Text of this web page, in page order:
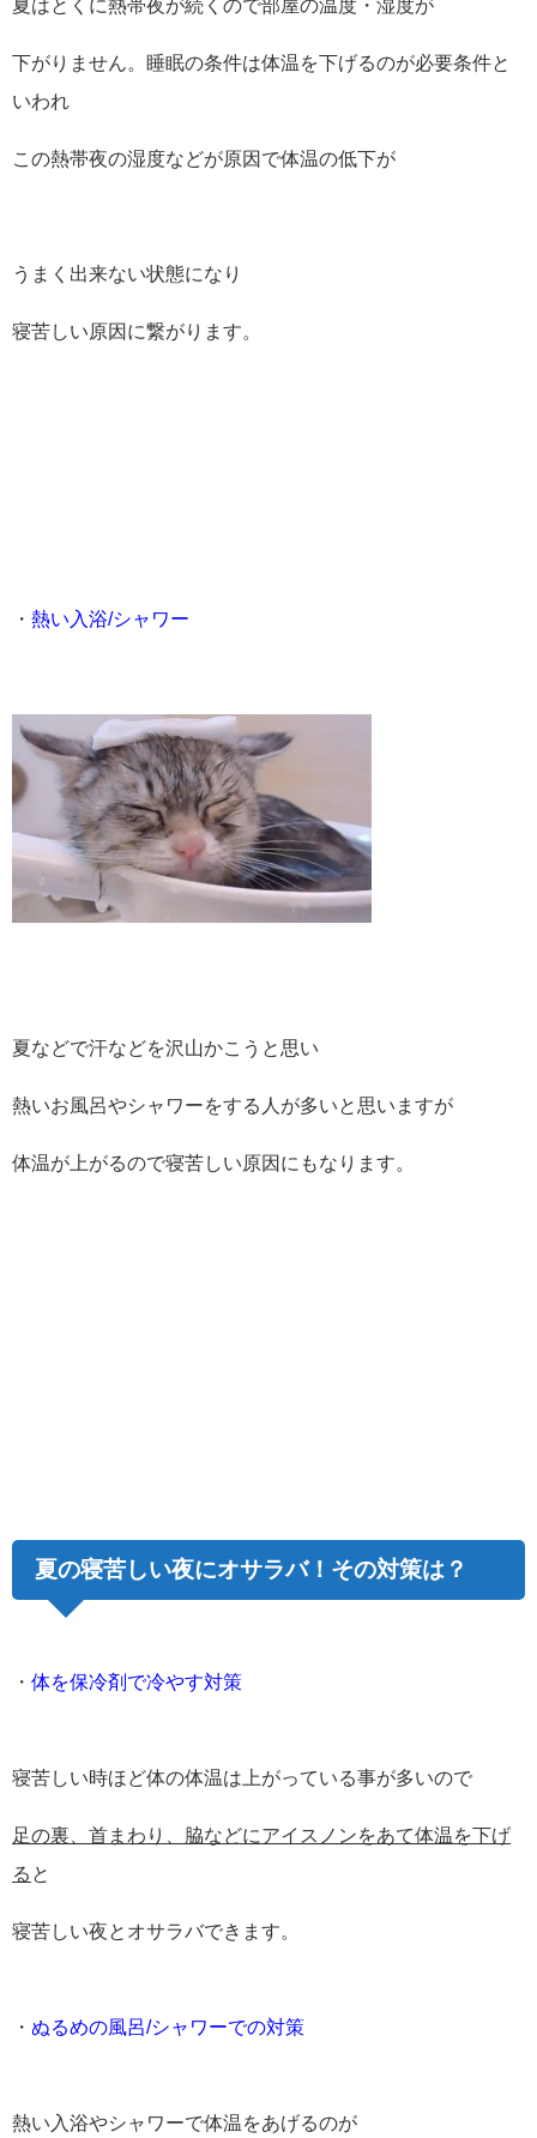
夏はとくに熱帯夜が続くので部屋の温度・湿度が
下がりません。睡眠の条件は体温を下げるのが必要条件と
いわれ
この熱帯夜の湿度などが原因で体温の低下が
うまく出来ない状態になり
寝苦しい原因に繋がります。
・ 熱い入浴/シャワー
夏などで汗などを沢山かこうと思い
熱いお風呂やシャワーをする人が多いと思いますが
体温が上がるので寝苦しい原因にもなります。
夏の寝苦しい夜にオサラバ！その対策は？
・ 体を保冷剤で冷やす対策
寝苦しい時ほど体の体温は上がっている事が多いので
足の裏、首まわり、脇などにアイスノンをあて体温を下げ
る と
寝苦しい夜とオサラバできます。
・ ぬるめの風呂/シャワーでの対策
熱い入浴やシャワーで体温をあげるのが